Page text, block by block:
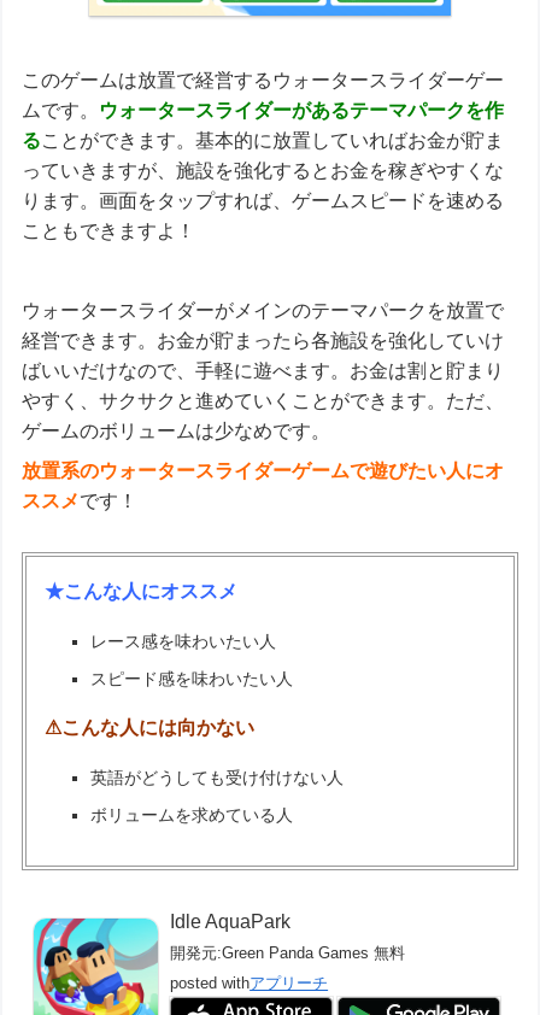
このゲームは放置で経営するウォータースライダーゲー
ムです。
ウォータースライダーがあるテーマパークを作
ることができます。基本的に放置していればお金が貯ま
っていきますが、施設を強化するとお金を稼ぎやすくな
ります。画面をタップすれば、ゲームスピードを速める
こともできますよ！
ウォータースライダーがメインのテーマパークを放置で
経営できます。お金が貯まったら各施設を強化していけ
ばいいだけなので、手軽に遊べます。お金は割と貯まり
やすく、サクサクと進めていくことができます。ただ、
ゲームのボリュームは少なめです。
放置系のウォータースライダーゲームで遊びたい人にオ
ススメです！
★こんな人にオススメ
レース感を味わいたい人
スピード感を味わいたい人
⚠こんな人には向かない
英語がどうしても受け付けない人
ボリュームを求めている人
Idle AquaPark
開発元:Green Panda Games 無料
posted withアプリーチ